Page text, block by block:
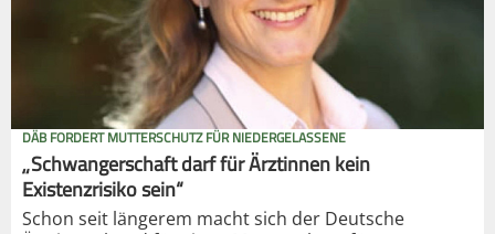
DÄB FORDERT MUTTERSCHUTZ FÜR NIEDERGELASSENE
„Schwangerschaft darf für Ärztinnen kein
Existenzrisiko sein“
Schon seit längerem macht sich der Deutsche